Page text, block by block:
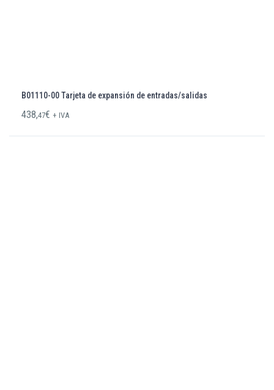
B01110-00 Tarjeta de expansión de entradas/salidas
438,47€ + IVA